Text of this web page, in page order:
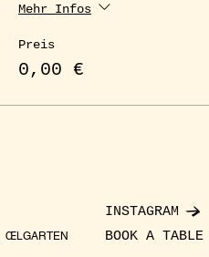
Mehr Infos
Preis
0,00 €
ŒLGARTEN
INSTAGRAM
BOOK A TABLE